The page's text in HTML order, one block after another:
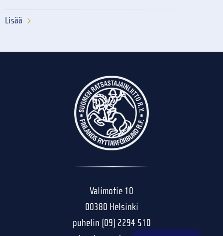
Lisää
Valimotie 10
00380 Helsinki
puhelin (09) 2294 510